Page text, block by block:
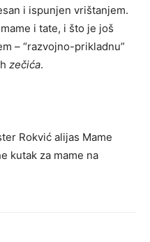
i ispunjen vrištanjem.
i tate, i što je još
– “razvojno-prikladnu”
zečića.
Rokvić alijas Mame
kutak za mame na